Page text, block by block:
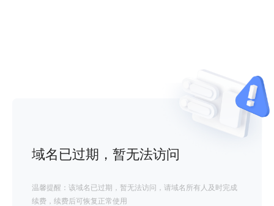
域名已过期，暂无法访问
温馨提醒：该域名已过期，暂无法访问，请域名所有人及时完成
续费，续费后可恢复正常使用